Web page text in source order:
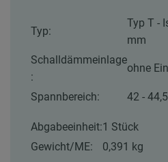
Typ:
Typ T -
mm
Schalldämmeinlage
:
ohne
Spannbereich: 42 -
Abgabeeinheit:1 Stück
Gewicht/ME:
0,391 kg